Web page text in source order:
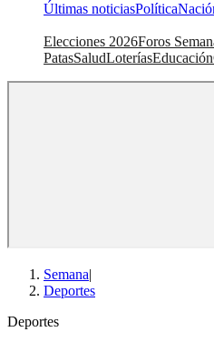
Últimas noticiasPolítica
Elecciones 2026Foros
PatasSaludLoteríasEducación
Semana|
Deportes
Deportes